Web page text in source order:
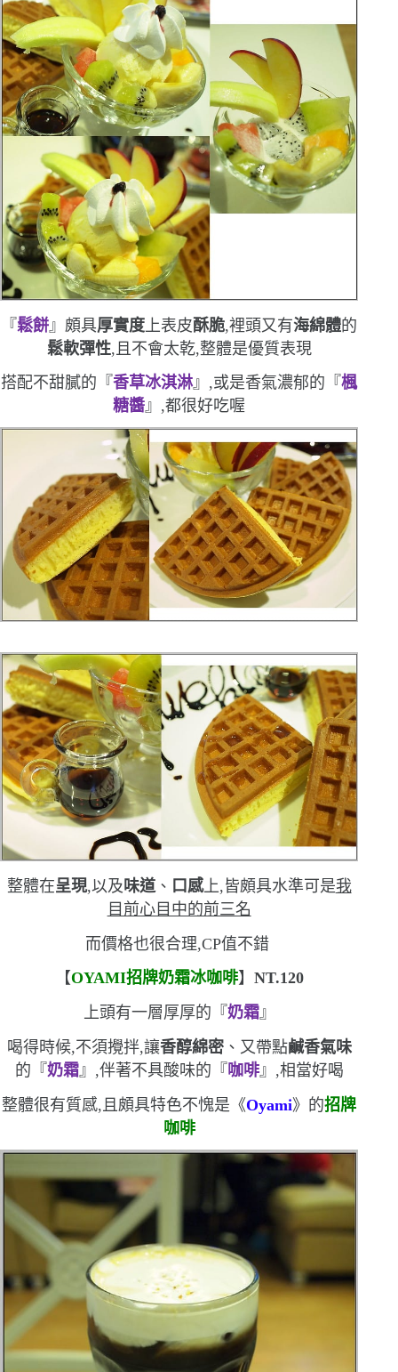
『鬆餅 』頗具厚實度 上表皮酥脆,裡頭又有海綿體的
鬆軟彈性,且不會太乾,整體是優質表現
搭配不甜膩的『香草冰淇淋』,或是香氣濃郁的『楓
糖醬』,都很好吃喔
整體在呈現,以及味道、 口感上,皆頗具水準可是我
目前心目中的前三名
而價格也很合理,CP值不錯
【OYAMI招牌奶霜冰咖啡】 NT.120
上頭有一層厚厚的『 奶霜』
喝得時候,不須攪拌,讓香醇綿密、又帶點鹹香氣味
的『 奶霜』,伴著不具酸味的『 咖啡』,相當好喝
整體很有質感,且頗具特色不愧是《Oyami》的招牌
咖啡